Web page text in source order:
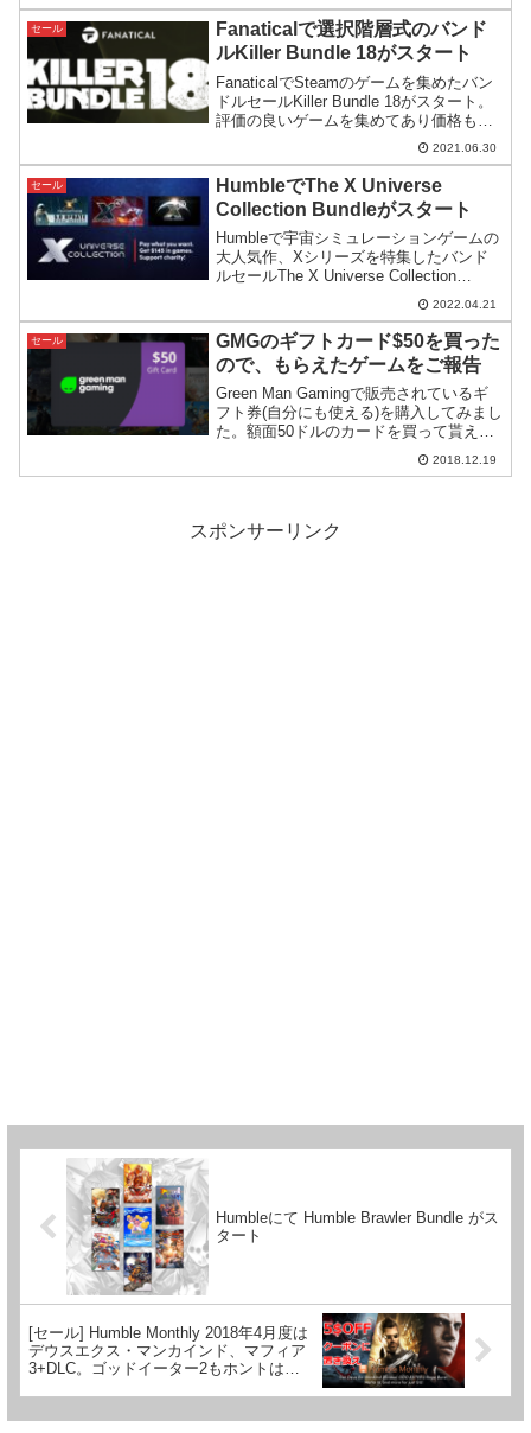
セール
Fanaticalで選択階層式のバンド
ルKiller Bundle 18がスタート
FanaticalでSteamのゲームを集めたバン
ドルセールKiller Bundle 18がスタート。
評価の良いゲームを集めてあり価格も抑
2021.06.30
セール
HumbleでThe X Universe
Collection Bundleがスタート
Humbleで宇宙シミュレーションゲームの
大人気作、Xシリーズを特集したバンド
ルセールThe X Universe Collection
Bundleがスタート。シリーズ最新のX4と
そのDLCも対象になっているお買い得な
バンドルです。
2022.04.21
セール
GMGのギフトカード$50を買った
ので、もらえたゲームをご報告
Green Man Gamingで販売されているギ
フト券(自分にも使える)を購入してみまし
た。額面50ドルのカードを買って貰えた
2018.12.19
スポンサーリンク
Humbleにて Humble Brawler Bundle がス
タート
[セール] Humble Monthly 2018年4月度は
デウスエクス・マンカインド、マフィア
3+DLC。ゴッドイーター2もホントはあ